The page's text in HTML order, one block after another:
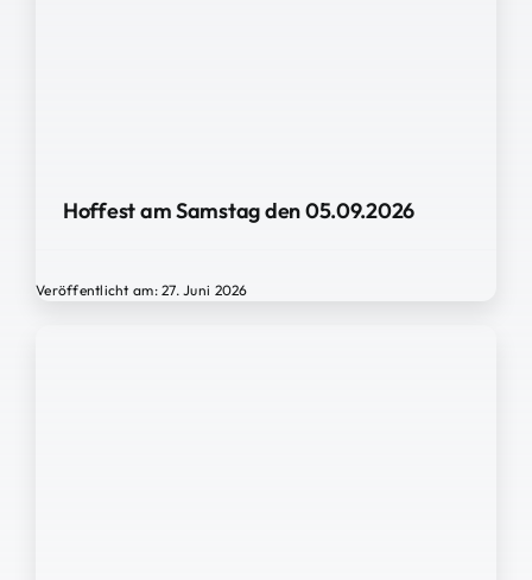
Hoffest am Samstag den 05.09.2026
Veröffentlicht am: 27. Juni 2026